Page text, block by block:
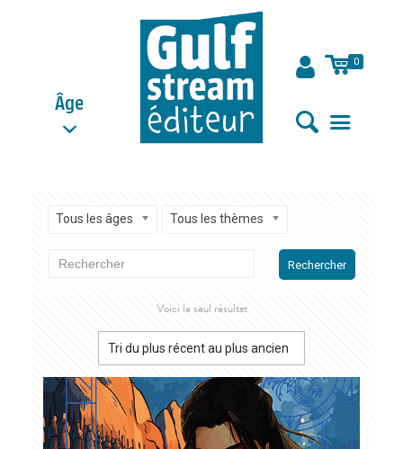
Âge
0
Tous les âges Tous les thèmes
Rechercher
Voici le seul résultat